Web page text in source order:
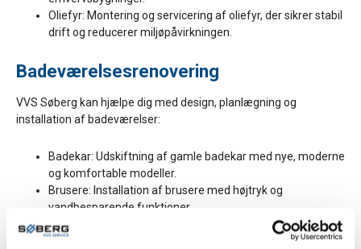
Oliefyr: Montering og servicering af oliefyr, der sikrer stabil
drift og reducerer miljøpåvirkningen.
Badeværelsesrenovering
VVS Søberg kan hjælpe dig med design, planlægning og
installation af badeværelser:
Badekar: Udskiftning af gamle badekar med nye, moderne
og komfortable modeller.
Brusere: Installation af brusere med højtryk og
vandbesparende funktioner.
Toiletter: Montering af nye, vandbesparende toiletter, der
passer til dit badeværelsesdesign.